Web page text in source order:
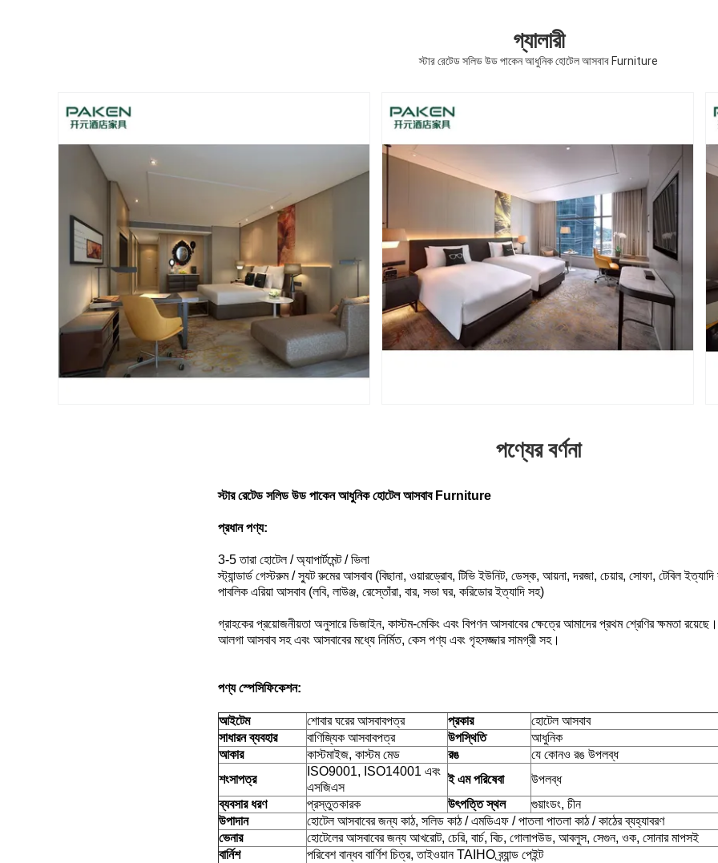
গ্যালারী
স্টার রেটেড সলিড উড পাকেন আধুনিক হোটেল আসবাব Furniture
পণ্যের বর্ণনা
স্টার রেটেড সলিড উড পাকেন আধুনিক হোটেল আসবাব Furniture
প্রধান পণ্য:
3-5 তারা হোটেল / অ্যাপার্টমেন্ট / ভিলা
স্ট্যান্ডার্ড গেস্টরুম / স্যুট রুমের আসবাব (বিছানা, ওয়ারড্রোব, টিভি ইউনিট, ডেস্ক, আয়না, দরজা, চেয়ার, সোফা, টেবিল
পাবলিক এরিয়া আসবাব (লবি, লাউঞ্জ, রেস্তোঁরা, বার, সভা ঘর, করিডোর ইত্যাদি সহ)
গ্রাহকের প্রয়োজনীয়তা অনুসারে ডিজাইন, কাস্টম-মেকিং এবং বিপণন আসবাবের ক্ষেত্রে আমাদের প্রথম শ্রেণির ক্ষমতা রয়েছে।
আলগা আসবাব সহ এবং আসবাবের মধ্যে নির্মিত, কেস পণ্য এবং গৃহসজ্জার সামগ্রী সহ।
পণ্য স্পেসিফিকেশন:
আইটেম শোবার ঘরের আসবাবপত্র প্রকার
হোটেল আসবাব
সাধারন ব্যবহার
বাণিজ্যিক আসবাবপত্র উপস্থিতি
আধুনিক
আকার
কাস্টমাইজ, কাস্টম মেড রঙ
যে কোনও রঙ উপলব্ধ
শংসাপত্র
ISO9001, ISO14001 এবং
এসজিএস
ই এম পরিষেবা
উপলব্ধ
ব্যবসার ধরণ
প্রস্তুতকারক উৎপত্তি স্থল
গুয়াংডং, চীন
উপাদান
হোটেল আসবাবের জন্য কাঠ, সলিড কাঠ / এমডিএফ / পাতলা পাতলা কাঠ / কাঠের ব্যহ্যাবরণ
ভেনার
হোটেলের আসবাবের জন্য আখরোট, চেরি, বার্চ, বিচ, গোলাপউড, আবলুস, সেগুন, ওক, সোনার মাপসই
বার্নিশ
পরিবেশ বান্ধব বার্ণিশ চিত্র, তাইওয়ান TAIHO ব্র্যান্ড পেইন্ট